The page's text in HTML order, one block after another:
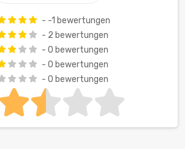
- -1 bewertungen
- 2 bewertungen
- 0 bewertungen
- 0 bewertungen
- 0 bewertungen